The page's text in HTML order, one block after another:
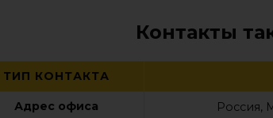
Контакты
ТИП КОНТАКТА
Адрес офиса Россия,